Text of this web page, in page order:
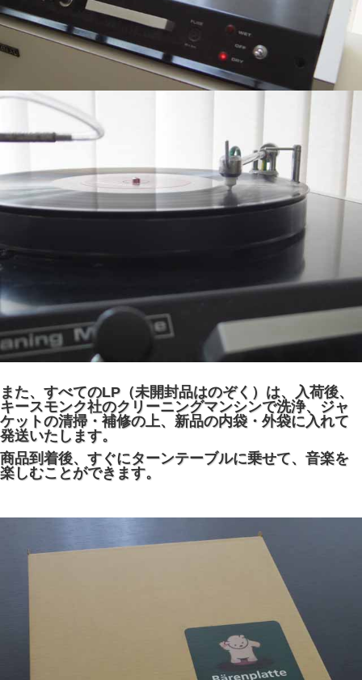
また、すべてのLP（未開封品はのぞく）は、入荷後、
キースモンク社のクリーニングマンシンで洗浄、ジャ
ケットの清掃・補修の上、新品の内袋・外袋に入れて
発送いたします。
商品到着後、すぐにターンテーブルに乗せて、音楽を
楽しむことができます。